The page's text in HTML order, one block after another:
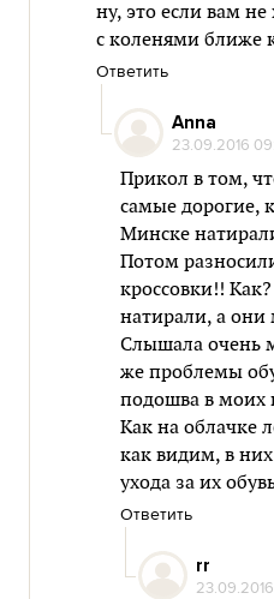
ну, это если вам
с коленями ближе
Ответить
Anna
23.09.2016
Прикол в том,
самые дорогие,
Минске
Потом
кроссовки!!
натирали, а они
Слышала очень
же проблемы
подошва в моих
Как на облачке
как видим, в них
ухода за их
Ответить
rr